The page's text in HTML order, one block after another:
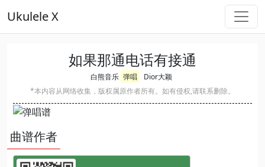
Ukulele X
如果那通电话有接通
白熊音乐 弹唱
Dior大颖
*本内容从网络收集，版权属原作者所有。如有侵权,请联系删除。
曲谱作者